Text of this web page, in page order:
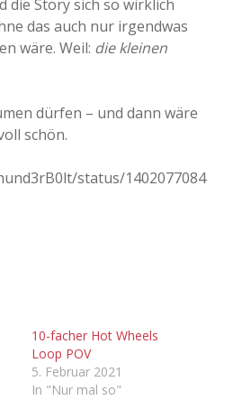
Visuelles 2013
2014
2015
2021
die Story sich so wirklich
das auch nur irgendwas
wäre. Weil: die kleinen
dürfen – und dann wäre
schön.
status/1402077084
10-facher Hot Wheels
Loop POV
5. Februar 2021
In "Nur mal so"